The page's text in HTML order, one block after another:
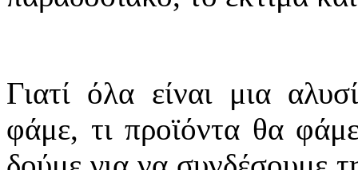
Γιατί όλα είναι μια
φάμε, τι προϊόντα θα